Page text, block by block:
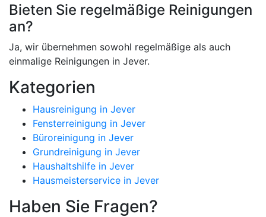
Bieten Sie regelmäßige Reinigungen
an?
Ja, wir übernehmen sowohl regelmäßige als auch
einmalige Reinigungen in Jever.
Kategorien
Hausreinigung in Jever
Fensterreinigung in Jever
Büroreinigung in Jever
Grundreinigung in Jever
Haushaltshilfe in Jever
Hausmeisterservice in Jever
Haben Sie Fragen?